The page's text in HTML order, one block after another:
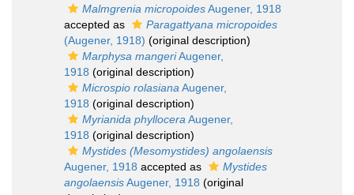
Malmgrenia micropoidesAugener, 1918
accepted as
Paragattyana micropoides
(Augener, 1918) (original description)
Marphysa mangeriAugener,
1918 (original description)
Microspio rolasiana Augener,
1918 (original description)
Myrianida phyllocera Augener,
1918 (original description)
Mystides (Mesomystides) angolaensis
Augener, 1918 accepted as
Mystides
angolaensisAugener, 1918 (original